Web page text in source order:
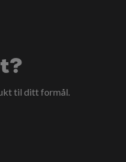
til ditt formål.